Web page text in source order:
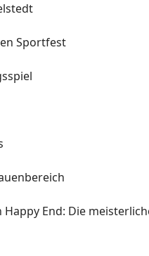
Sportfest
End: Die